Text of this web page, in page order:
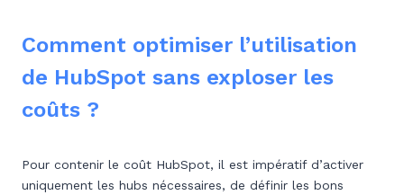
Comment optimiser l’utilisation
de HubSpot sans exploser les
coûts ?
Pour contenir le coût HubSpot, il est impératif d’activer
uniquement les hubs nécessaires, de définir les bons